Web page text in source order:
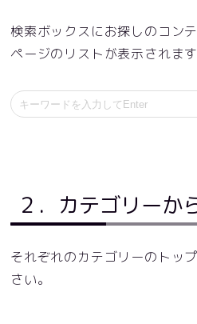
検索ボックスにお探しのコン
ページのリストが表示されます
２．カテゴリーか
それぞれのカテゴリーのトッ
さい。